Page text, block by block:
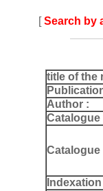
[Search by
title of the
Author :
Catalogue
Catalogue